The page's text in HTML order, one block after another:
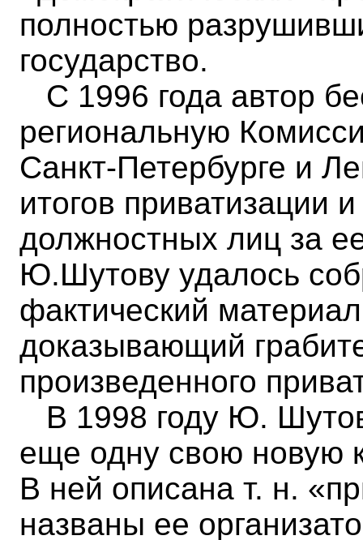
полностью
государство.
С 1996 года автор
региональную
Санкт-Петербурге и
итогов приватизации
должностных лиц за
Ю.Шутову удалось
фактический
доказывающий
произведенного
В 1998 году Ю. Шутов
еще одну свою новую
В ней описана т. н.
названы ее